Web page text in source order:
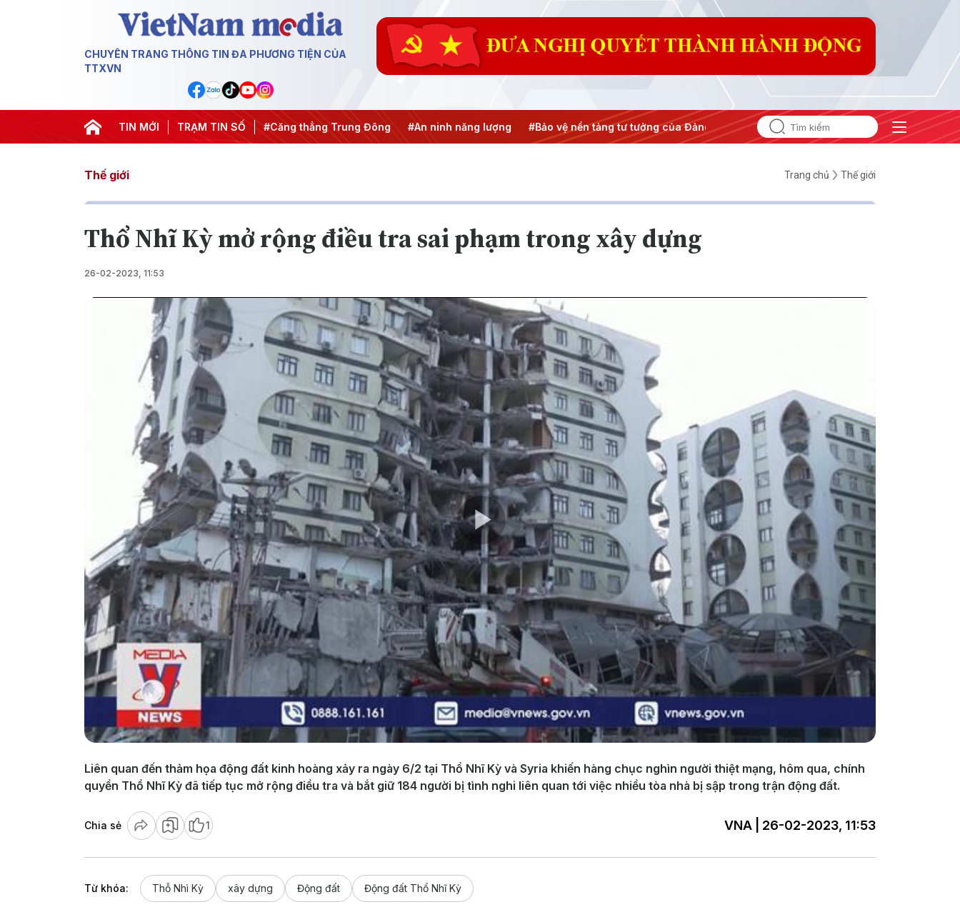
CHUYÊN TRANG THÔNG TIN ĐA PHƯƠNG TIỆN CỦA
TTXVN
TIN MỚI TRẠM TIN SỐ
#Chống khai thác IUU #Căng thẳng Trung Đông #An ninh năng lượng #Bảo vệ nền tảng tư tưởng của Đảng #Hội nghị Trung ương 3
Thế giới Trang chủ Thế giới
Thổ Nhĩ Kỳ mở rộng điều tra sai phạm trong xây dựng
26-02-2023, 11:53
Play
Video
Liên quan đến thảm họa động đất kinh hoàng xảy ra ngày 6/2 tại Thổ Nhĩ Kỳ và Syria khiến hàng chục nghìn người thiệt mạng, hôm qua, chính
quyền Thổ Nhĩ Kỳ đã tiếp tục mở rộng điều tra và bắt giữ 184 người bị tình nghi liên quan tới việc nhiều tòa nhà bị sập trong trận động đất.
Chia sẻ 1 VNA | 26-02-2023, 11:53
Từ khóa: Thỗ Nhì Kỳ xây dựng Động đất Động đất Thổ Nhĩ Kỳ